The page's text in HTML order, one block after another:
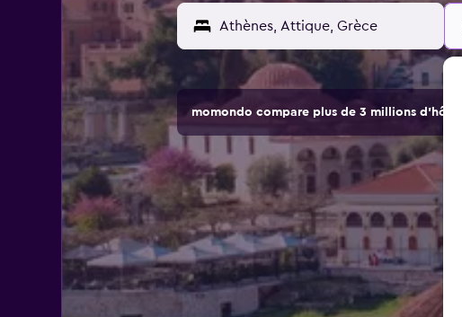
momondo compare plus de 3 millions